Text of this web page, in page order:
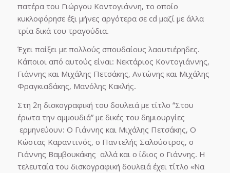
πατέρα του Γιώργου Κοντογιάννη, το οποίο
κυκλοφόρησε έξι μήνες αργότερα σε cd μαζί με άλλα
τρία δικά του τραγούδια.
Έχει παίξει με πολλούς σπουδαίους λαουτιέρηδες.
Κάποιοι από αυτούς είναι: Νεκτάριος Κοντογιάννης,
Γιάννης και Μιχάλης Πετσάκης, Αντώνης και Μιχάλης
Φραγκιαδάκης, Μανόλης Κακλής.
Στη 2η δισκογραφική του δουλειά με τίτλο “Στου
έρωτα την αμμουδιά” με δικές του δημιουργίες
ερμηνεύουν: Ο Γιάννης και Μιχάλης Πετσάκης, Ο
Κώστας Καραντινός, ο Παντελής Σαλούστρος, ο
Γιάννης Βαμβουκάκης αλλά και ο ίδιος ο Γιάννης. Η
τελευταία του δισκογραφική δουλειά έχει τίτλο «Να